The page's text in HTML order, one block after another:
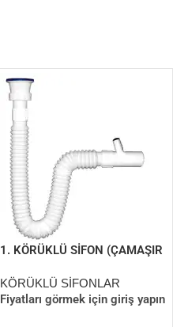
1. KÖRÜKLÜ SİFON (ÇAMAŞIR
KÖRÜKLÜ SİFONLAR
Fiyatları görmek için giriş yapın